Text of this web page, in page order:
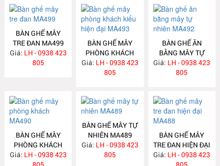
BÀN GHẾ MÂY
TRE ĐAN MA499
Giá: LH - 0938 423
805
BÀN GHẾ MÂY
PHÒNG KHÁCH
KIỂU HIỆN ĐẠI
MA493
Giá: LH - 0938 423
805
BÀN GHẾ ĂN
BẰNG MÂY TỰ
NHIÊN MA492
Giá: LH - 0938 423
805
BÀN GHẾ MÂY
PHÒNG KHÁCH
MA490
Giá: LH - 0938 423
BÀN GHẾ MÂY TỰ
NHIÊN MA489
Giá: LH - 0938 423
805
BÀN GHẾ MÂY
TRE ĐAN HIỆN ĐẠI
MA488
Giá: LH - 0938 423